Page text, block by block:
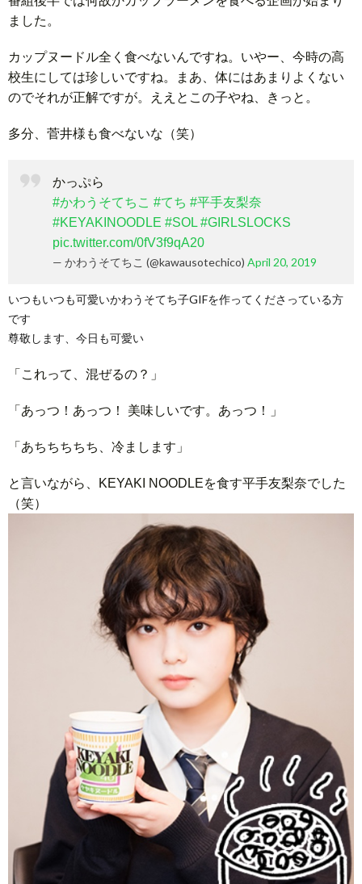
ました。
カップヌードル全く食べないんですね。いやー、今時の高
校生にしては珍しいですね。まあ、体にはあまりよくない
のでそれが正解ですが。ええとこの子やね、きっと。
多分、菅井様も食べないな（笑）
かっぷら
#かわうそてちこ #てち #平手友梨奈
#KEYAKINOODLE #SOL #GIRLSLOCKS
pic.twitter.com/0fV3f9qA20
— かわうそてちこ (@kawausotechico) April 20, 2019
いつもいつも可愛いかわうそてち子GIFを作ってくださっている方
です
尊敬します、今日も可愛い
「これって、混ぜるの？」
「あっつ！あっつ！ 美味しいです。あっつ！」
「あちちちちち、冷まします」
と言いながら、KEYAKI NOODLEを食す平手友梨奈でした
（笑）